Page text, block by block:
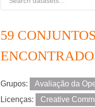
59
Grupos: Avaliação da
Licenças:
Creative